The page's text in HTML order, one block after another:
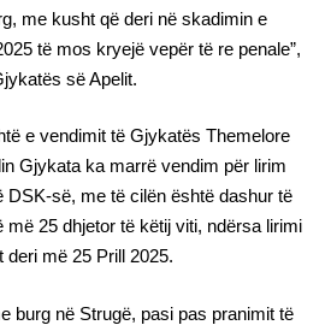
me kusht që deri në skadimin e
të mos kryejë vepër të re penale”,
së Apelit.
e vendimit të Gjykatës Themelore
Gjykata ka marrë vendim për lirim
DSK-së, me të cilën është dashur të
më 25 dhjetor të këtij viti, ndërsa lirimi
më 25 Prill 2025.
burg në Strugë, pasi pas pranimit të